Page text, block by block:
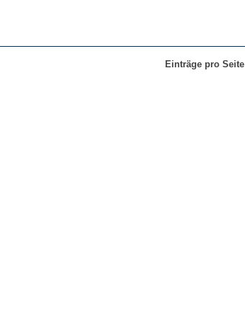
Einträge pro Seite